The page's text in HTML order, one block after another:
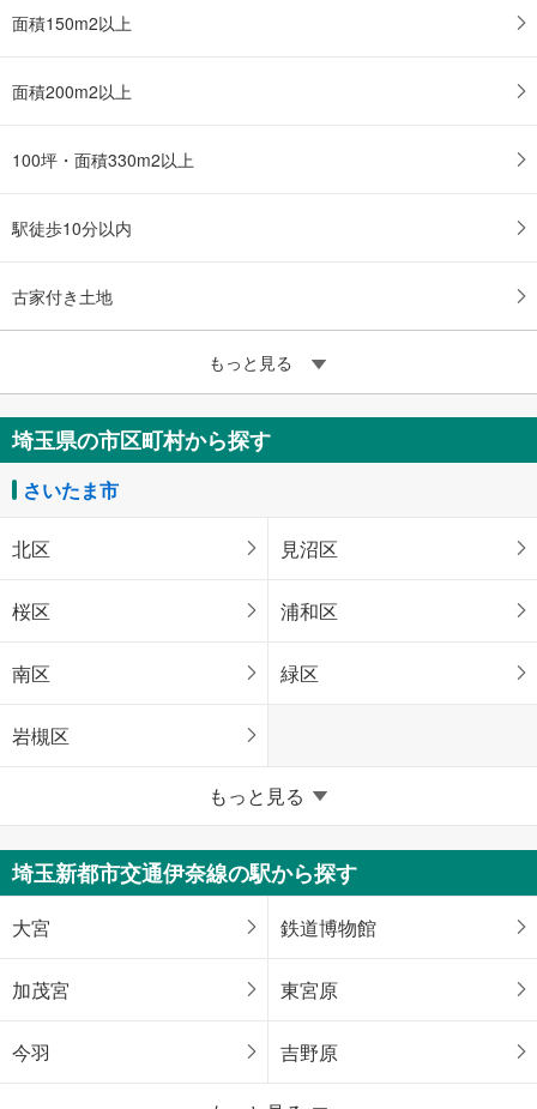
面積150m2以上
面積200m2以上
100坪・面積330m2以上
駅徒歩10分以内
古家付き土地
もっと見る
埼玉県の市区町村から探す
さいたま市
北区 見沼区
桜区 浦和区
南区 緑区
岩槻区
埼玉県のそのほかの地域
川越市 熊谷市
川口市 所沢市
飯能市 加須市
本庄市 東松山市
狭山市
もっと見る
埼玉新都市交通伊奈線の駅から探す
大宮 鉄道博物館
加茂宮 東宮原
今羽 吉野原